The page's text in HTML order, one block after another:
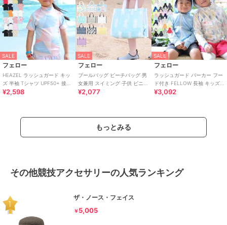
SALE
フェロー
HEAZEL ラッシュガード キッ
ズ 半袖 Tシャツ UPF50+ 接触
冷感 UVカット98％
¥2,598
SALE
フェロー
プールバッグ ビーチバッグ 男
女兼用 スイミング 子供 ビニー
ルバッグ スイムバッグ 水泳バ
¥2,077
SALE
フェロー
ラッシュガード パーカー フー
ド付き FELLOW 長袖 キッズ
UPF50+ 速乾 接触冷感
¥3,092
もっとみる
その他競技アクセサリーの人気ランキング
ザ・ノース・フェイス
￥ 5,005